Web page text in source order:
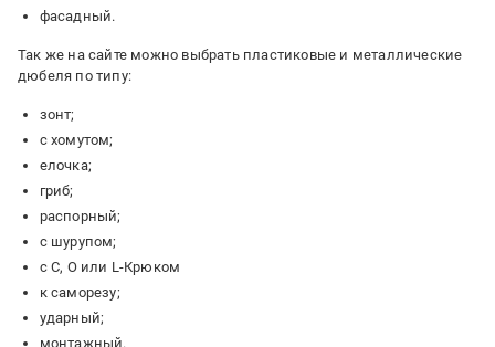
фасадный.
Так же на сайте можно выбрать пластиковые и металлические
дюбеля по типу:
зонт;
с хомутом;
елочка;
гриб;
распорный;
с шурупом;
с C, O или L-Крюком
к саморезу;
ударный;
монтажный.